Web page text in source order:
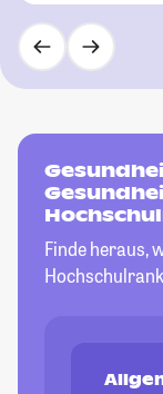
Finde heraus,